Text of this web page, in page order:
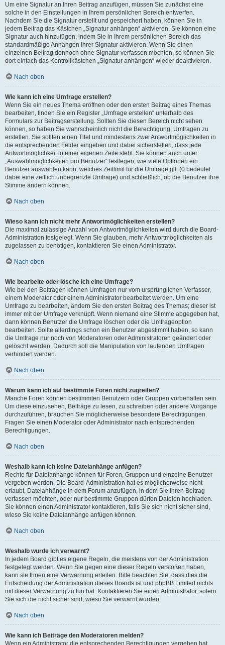
Um eine Signatur an Ihren Beitrag anzufügen, müssen Sie zunächst eine
solche in den Einstellungen in Ihrem persönlichen Bereich entwerfen.
Nachdem Sie die Signatur erstellt und gespeichert haben, können Sie in
jedem Beitrag das Kästchen „Signatur anhängen“ aktivieren. Sie können eine
Signatur auch hinzufügen, indem Sie in Ihrem persönlichen Bereich das
standardmäßige Anhängen Ihrer Signatur aktivieren. Wenn Sie einen
einzelnen Beitrag dennoch ohne Signatur verfassen möchten, so können Sie
dort einfach das Kontrollkästchen „Signatur anhängen“ wieder deaktivieren.
Nach oben
Wie kann ich eine Umfrage erstellen?
Wenn Sie ein neues Thema eröffnen oder den ersten Beitrag eines Themas
bearbeiten, finden Sie ein Register „Umfrage erstellen“ unterhalb des
Formulars zur Beitragserstellung. Sollten Sie diesen Bereich nicht sehen
können, so haben Sie wahrscheinlich nicht die Berechtigung, Umfragen zu
erstellen. Sie sollten einen Titel und mindestens zwei Antwortmöglichkeiten in
die entsprechenden Felder eingeben und dabei sicherstellen, dass jede
Antwortmöglichkeit in einer eigenen Zeile steht. Sie können auch unter
„Auswahlmöglichkeiten pro Benutzer“ festlegen, wie viele Optionen ein
Benutzer auswählen kann, welches Zeitlimit für die Umfrage gilt (0 bedeutet
dabei eine zeitlich unbegrenzte Umfrage) und schließlich, ob die Benutzer ihre
Stimme ändern können.
Nach oben
Wieso kann ich nicht mehr Antwortmöglichkeiten erstellen?
Die maximal zulässige Anzahl von Antwortmöglichkeiten wird durch die Board-
Administration festgelegt. Wenn Sie glauben, mehr Antwortmöglichkeiten als
zugelassen zu benötigen, kontaktieren Sie einen Administrator.
Nach oben
Wie bearbeite oder lösche ich eine Umfrage?
Wie bei den Beiträgen können Umfragen nur vom ursprünglichen Verfasser,
einem Moderator oder einem Administrator bearbeitet werden. Um eine
Umfrage zu bearbeiten, ändern Sie den ersten Beitrag des Themas; dieser ist
immer mit der Umfrage verknüpft. Wenn niemand eine Stimme abgegeben hat,
dann können Benutzer die Umfrage löschen oder die Umfrageoption
bearbeiten. Sollte allerdings schon ein Benutzer abgestimmt haben, so kann
die Umfrage nur noch von Moderatoren oder Administratoren geändert oder
gelöscht werden. Dadurch soll die Manipulation von laufenden Umfragen
verhindert werden.
Nach oben
Warum kann ich auf bestimmte Foren nicht zugreifen?
Manche Foren können bestimmten Benutzern oder Gruppen vorbehalten sein.
Um diese einzusehen, Beiträge zu lesen, zu schreiben oder andere Vorgänge
durchzuführen, brauchen Sie möglicherweise besondere Berechtigungen.
Fragen Sie einen Moderator oder Administrator nach entsprechenden
Berechtigungen.
Nach oben
Weshalb kann ich keine Dateianhänge anfügen?
Rechte für Dateianhänge können für Foren, Gruppen und einzelne Benutzer
vergeben werden. Die Board-Administration hat es möglicherweise nicht
erlaubt, Dateianhänge in dem Forum anzufügen, in dem Sie Ihren Beitrag
verfassen möchten, oder nur bestimmte Gruppen dürfen Dateien hochladen.
Sie können einen Administrator kontaktieren, falls Sie sich nicht sicher sind,
wieso Sie keine Dateianhänge anfügen können.
Nach oben
Weshalb wurde ich verwarnt?
In jedem Board gibt es eigene Regeln, die meistens von der Administration
festgelegt werden. Wenn Sie gegen eine dieser Regeln verstoßen haben,
kann sie Ihnen eine Verwarnung erteilen. Bitte beachten Sie, dass dies die
Entscheidung der Administration dieses Boards ist und phpBB Limited nichts
mit dieser Verwarnung zu tun hat. Kontaktieren Sie einen Administrator, sofern
Sie sich die nicht sicher sind, wieso Sie verwarnt wurden.
Nach oben
Wie kann ich Beiträge den Moderatoren melden?
Wenn ein Administrator die entsprechenden Berechtigungen vergeben hat,